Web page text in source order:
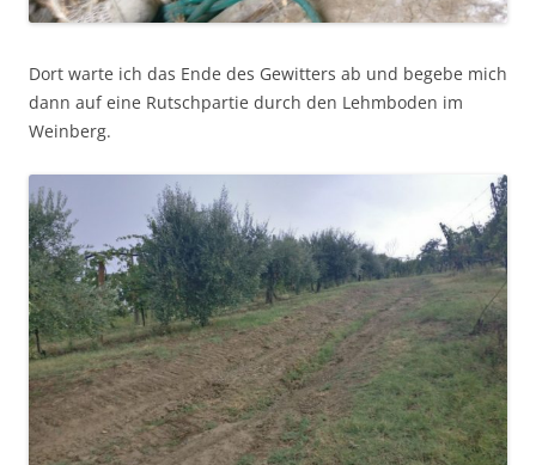
Dort warte ich das Ende des Gewitters ab und begebe mich
dann auf eine Rutschpartie durch den Lehmboden im
Weinberg.